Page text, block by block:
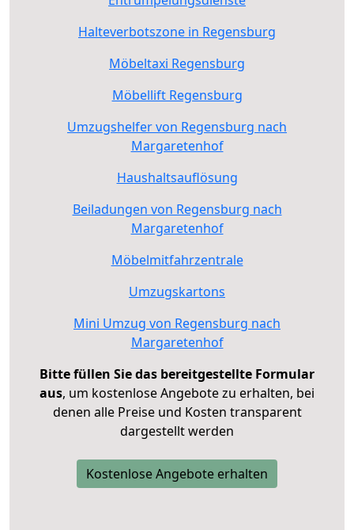
Halteverbotszone in Regensburg
Möbeltaxi Regensburg
Möbellift Regensburg
Umzugshelfer von Regensburg nach
Margaretenhof
Haushaltsauflösung
Beiladungen von Regensburg nach
Margaretenhof
Möbelmitfahrzentrale
Umzugskartons
Mini Umzug von Regensburg nach
Margaretenhof
Bitte füllen Sie das bereitgestellte Formular
aus, um kostenlose Angebote zu erhalten, bei
denen alle Preise und Kosten transparent
dargestellt werden
Kostenlose Angebote erhalten